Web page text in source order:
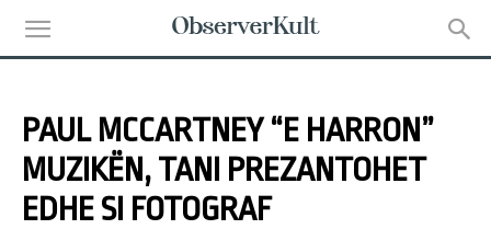
PAUL MCCARTNEY “E HARRON”
MUZIKËN, TANI PREZANTOHET
EDHE SI FOTOGRAF